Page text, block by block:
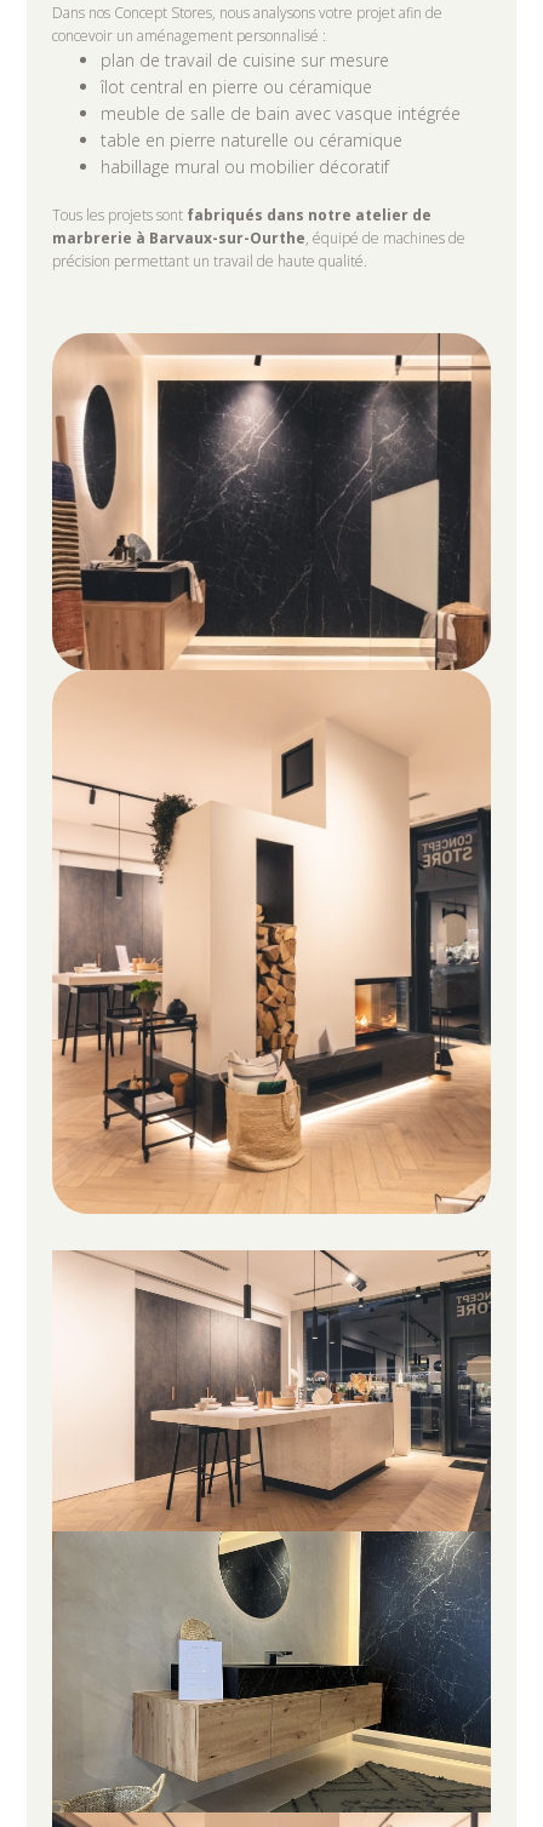
Dans nos Concept Stores, nous analysons votre projet afin de
concevoir un aménagement personnalisé :
plan de travail de cuisine sur mesure
îlot central en pierre ou céramique
meuble de salle de bain avec vasque intégrée
table en pierre naturelle ou céramique
habillage mural ou mobilier décoratif
Tous les projets sont fabriqués dans notre atelier de
marbrerie à Barvaux-sur-Ourthe, équipé de machines de
précision permettant un travail de haute qualité.